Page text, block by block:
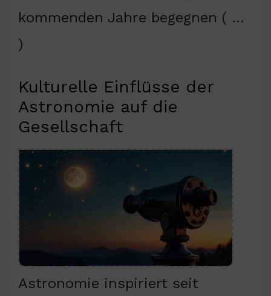
kommenden Jahre begegnen ( …
)
Kulturelle Einflüsse der
Astronomie auf die
Gesellschaft
Astronomie inspiriert seit